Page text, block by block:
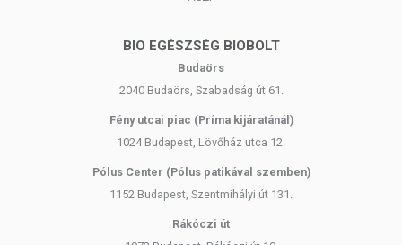
Betegség esetén használatát konzultálja kezelőorvosával. Az
ajánlott napi fogyasztási mennyiséget ne lépje túl! Ne szedje a
allergiás! Kisgyermekektől elzárva tartandó!
BIO EGÉSZSÉG BIOBOLT
Budaörs
2040 Budaörs, Szabadság út 61.
Fény utcai piac (Príma kijáratánál)
1024 Budapest, Lövőház utca 12.
Pólus Center (Pólus patikával szemben)
1152 Budapest, Szentmihályi út 131.
Rákóczi út